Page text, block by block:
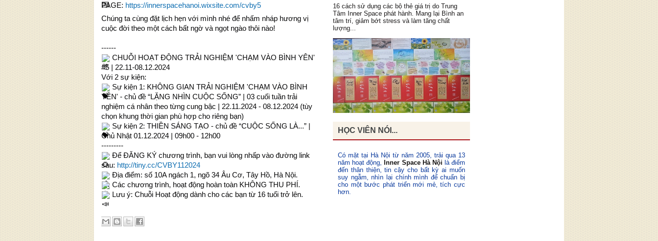
PAGE: https://innerspacehanoi.wixsite.com/cvby5
Chúng ta cùng đặt lịch hẹn với mình nhé để nhấm nháp hương vị
cuộc đời theo một cách bất ngờ và ngọt ngào thôi nào!
------
CHUỖI HOẠT ĐỘNG TRẢI NGHIỆM 'CHẠM VÀO BÌNH YÊN'
#5 | 22.11-08.12.2024
Với 2 sự kiện:
Sự kiện 1: KHÔNG GIAN TRẢI NGHIỆM 'CHẠM VÀO BÌNH
YÊN' - chủ đề “LẶNG NHÌN CUỘC SỐNG” | 03 cuối tuần trải
nghiệm cá nhân theo từng cung bậc | 22.11.2024 - 08.12.2024 (tùy
chọn khung thời gian phù hợp cho riêng bạn)
Sự kiện 2: THIỀN SÁNG TẠO - chủ đề “CUỘC SỐNG LÀ...” |
Chủ Nhật 01.12.2024 | 09h00 - 12h00
---------
Để ĐĂNG KÝ chương trình, bạn vui lòng nhấp vào đường link
sau: http://tiny.cc/CVBY112024
Địa điểm: số 10A ngách 1, ngõ 34 Âu Cơ, Tây Hồ, Hà Nội.
Các chương trình, hoạt động hoàn toàn KHÔNG THU PHÍ.
Lưu ý: Chuỗi Hoạt động dành cho các bạn từ 16 tuổi trở lên.
16 cách sử dụng các bộ thẻ giá trị do Trung
Tâm Inner Space phát hành. Mang lại Bình an
tâm trí, giảm bớt stress và làm tăng chất
lượng...
HỌC VIÊN NÓI...
Có mặt tại Hà Nội từ năm 2005, trải qua 13
năm hoạt động, Inner Space Hà Nội là điểm
đến thân thiện, tin cậy cho bất kỳ ai muốn
suy ngẫm, nhìn lại chính mình để chuẩn bị
cho một bước phát triển mới mẻ, tích cực
hơn.